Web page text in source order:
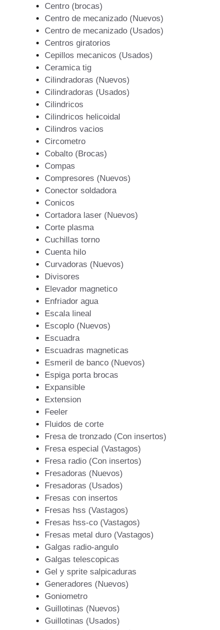
Centro (brocas)
Centro de mecanizado (Nuevos)
Centro de mecanizado (Usados)
Centros giratorios
Cepillos mecanicos (Usados)
Ceramica tig
Cilindradoras (Nuevos)
Cilindradoras (Usados)
Cilindricos
Cilindricos helicoidal
Cilindros vacios
Circometro
Cobalto (Brocas)
Compas
Compresores (Nuevos)
Conector soldadora
Conicos
Cortadora laser (Nuevos)
Corte plasma
Cuchillas torno
Cuenta hilo
Curvadoras (Nuevos)
Divisores
Elevador magnetico
Enfriador agua
Escala lineal
Escoplo (Nuevos)
Escuadra
Escuadras magneticas
Esmeril de banco (Nuevos)
Espiga porta brocas
Expansible
Extension
Feeler
Fluidos de corte
Fresa de tronzado (Con insertos)
Fresa especial (Vastagos)
Fresa radio (Con insertos)
Fresadoras (Nuevos)
Fresadoras (Usados)
Fresas con insertos
Fresas hss (Vastagos)
Fresas hss-co (Vastagos)
Fresas metal duro (Vastagos)
Galgas radio-angulo
Galgas telescopicas
Gel y sprite salpicaduras
Generadores (Nuevos)
Goniometro
Guillotinas (Nuevos)
Guillotinas (Usados)